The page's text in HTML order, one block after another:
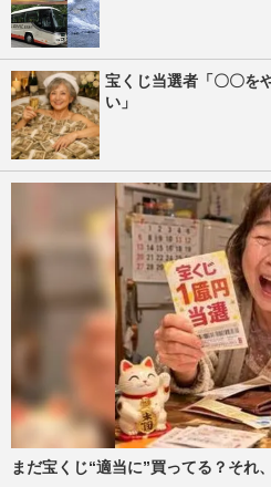
宝くじ当選者「〇〇を
い」
まだ宝くじ“適当に”買ってる？それ